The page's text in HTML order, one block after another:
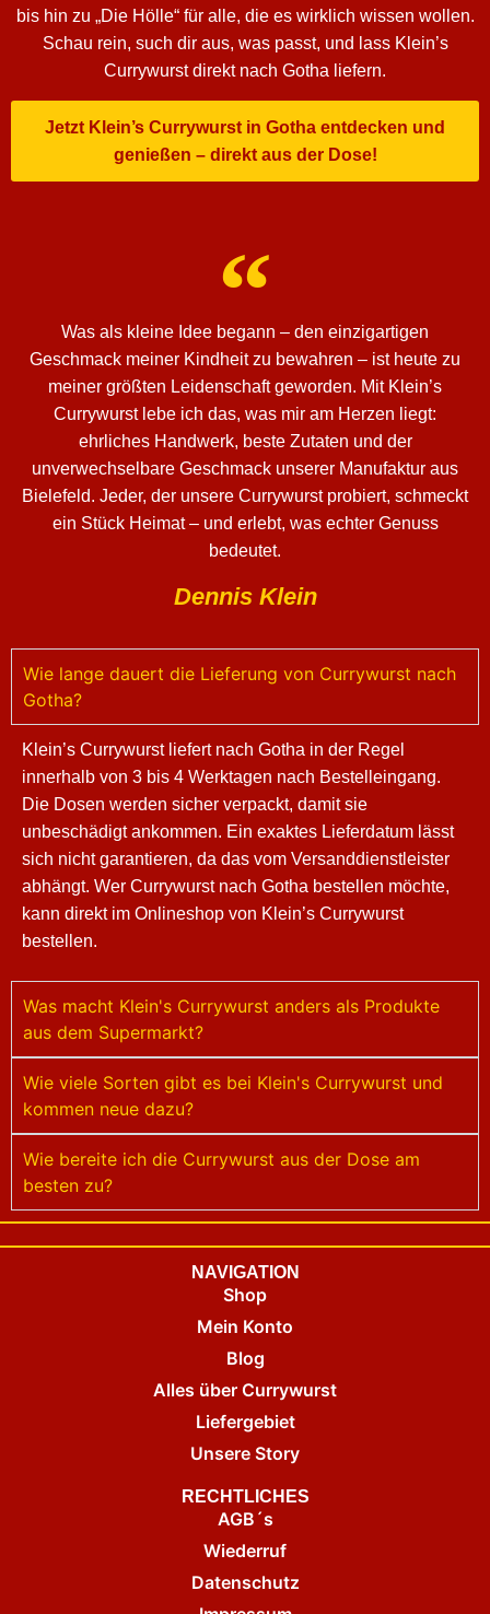
bis hin zu „Die Hölle“ für alle, die es wirklich wissen wollen.
Schau rein, such dir aus, was passt, und lass Klein’s
Currywurst direkt nach Gotha liefern.
Jetzt Klein’s Currywurst in Gotha entdecken und
genießen – direkt aus der Dose!
Was als kleine Idee begann – den einzigartigen
Geschmack meiner Kindheit zu bewahren – ist heute zu
meiner größten Leidenschaft geworden. Mit Klein’s
Currywurst lebe ich das, was mir am Herzen liegt:
ehrliches Handwerk, beste Zutaten und der
unverwechselbare Geschmack unserer Manufaktur aus
Bielefeld. Jeder, der unsere Currywurst probiert, schmeckt
ein Stück Heimat – und erlebt, was echter Genuss
bedeutet.
Dennis Klein
Wie lange dauert die Lieferung von Currywurst nach
Gotha?
Klein’s Currywurst liefert nach Gotha in der Regel
innerhalb von 3 bis 4 Werktagen nach Bestelleingang.
Die Dosen werden sicher verpackt, damit sie
unbeschädigt ankommen. Ein exaktes Lieferdatum lässt
sich nicht garantieren, da das vom Versanddienstleister
abhängt. Wer Currywurst nach Gotha bestellen möchte,
kann direkt im Onlineshop von Klein’s Currywurst
bestellen.
Was macht Klein's Currywurst anders als Produkte
aus dem Supermarkt?
Wie viele Sorten gibt es bei Klein's Currywurst und
kommen neue dazu?
Wie bereite ich die Currywurst aus der Dose am
besten zu?
NAVIGATION
Shop
Mein Konto
Blog
Alles über Currywurst
Liefergebiet
Unsere Story
RECHTLICHES
AGB´s
Wiederruf
Datenschutz